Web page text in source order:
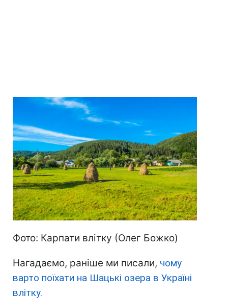
Фото: Карпати влітку (Олег Божко)
Нагадаємо, раніше ми писали, чому
варто поїхати на Шацькі озера в Україні
влітку.